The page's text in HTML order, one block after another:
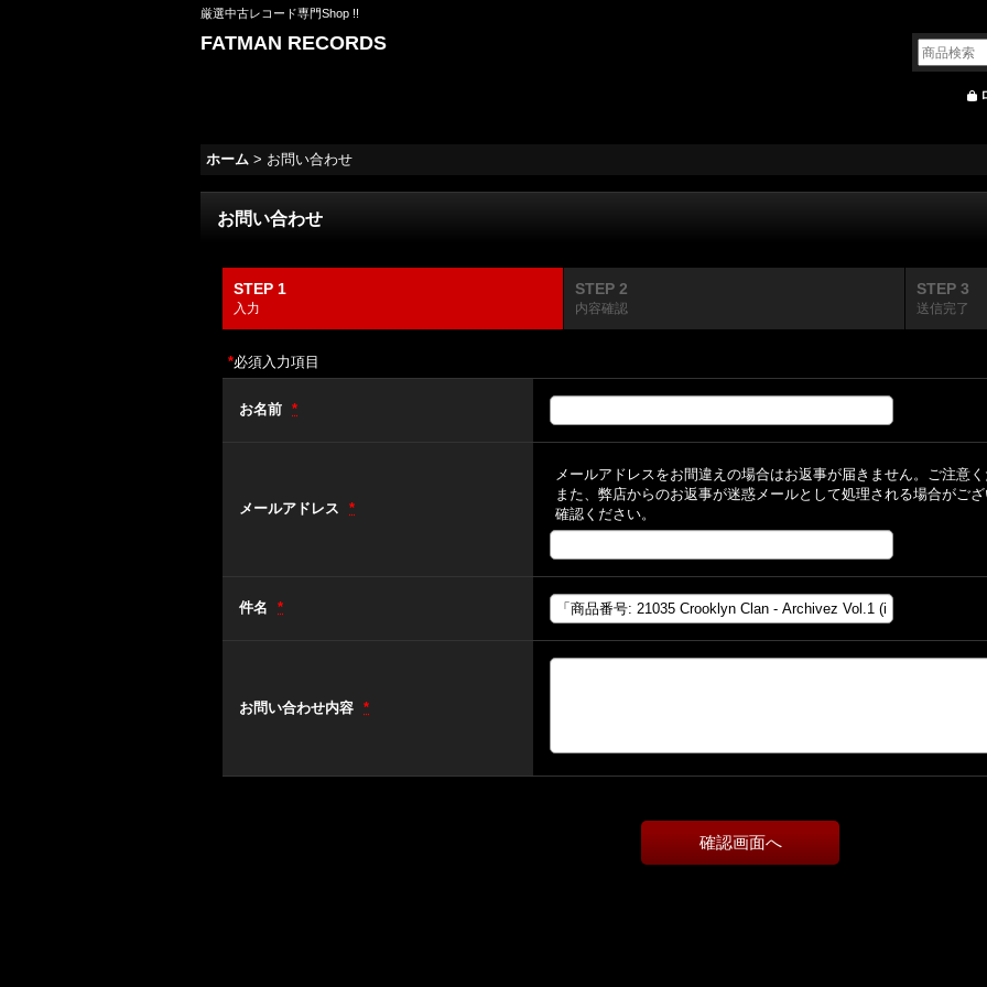
厳選中古レコード専門Shop !!
FATMAN RECORDS
ホーム > お問い合わせ
お問い合わせ
STEP 1
入力
STEP 2
内容確認
STEP 3
送信完了
*必須入力項目
お名前 *
メールアドレス *
メールアドレスをお間違えの場合はお返事が届きません。ご注意く
また、弊店からのお返事が迷惑メールとして処理される場合がご
確認ください。
件名 *
お問い合わせ内容 *